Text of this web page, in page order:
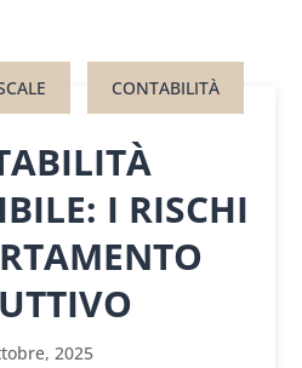
CONTABILITÀ
I RISCHI
2025